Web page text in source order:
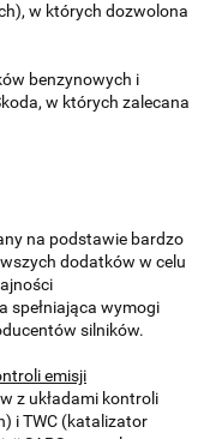
w których dozwolona
benzynowych i
w których zalecana
na podstawie bardzo
dodatków w celu
spełniająca wymogi
silników.
emisji
z układami kontroli
i TWC (katalizator